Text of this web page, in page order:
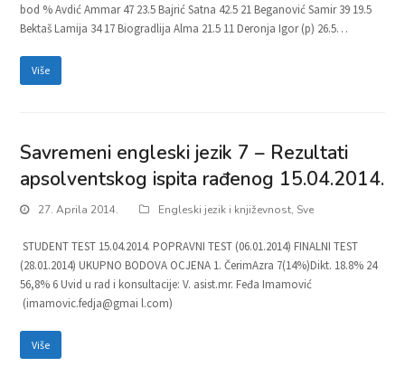
bod % Avdić Ammar 47 23.5 Bajrić Satna 42.5 21 Beganović Samir 39 19.5
Bektaš Lamija 34 17 Biogradlija Alma 21.5 11 Deronja Igor (p) 26.5…
Više
Savremeni engleski jezik 7 – Rezultati
apsolventskog ispita rađenog 15.04.2014.
27. Aprila 2014. Engleski jezik i književnost, Sve
STUDENT TEST 15.04.2014. POPRAVNI TEST (06.01.2014) FINALNI TEST
(28.01.2014) UKUPNO BODOVA OCJENA 1. ČerimAzra 7(14%)Dikt. 18.8% 24
56,8% 6 Uvid u rad i konsultacije: V. asist.mr. Feđa Imamović
(imamovic.fedja@gmai l.com)
Više